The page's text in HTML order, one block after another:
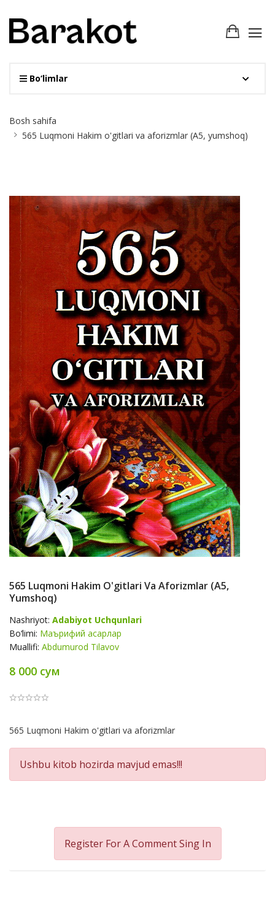
Bo‘limlar
Breadcrumb
Bosh sahifa
565 Luqmoni Hakim o'gitlari va aforizmlar (А5, yumshoq)
565 Luqmoni Hakim O'gitlari Va Aforizmlar (А5,
Yumshoq)
Nashriyot: Adabiyot Uchqunlari
Bo‘limi: Маърифий асарлар
Muallifi: Abdumurod Tilavov
8 000 сум
Product
Summery
565 Luqmoni Hakim o'gitlari va aforizmlar
Ushbu kitob hozirda mavjud emas!!!
Register For A CommentSing In